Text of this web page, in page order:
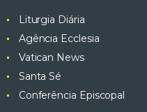
Liturgia Diária
Agência Ecclesia
Vatican News
Santa Sé
Conferência Episcopal